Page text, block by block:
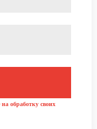
обработку своих